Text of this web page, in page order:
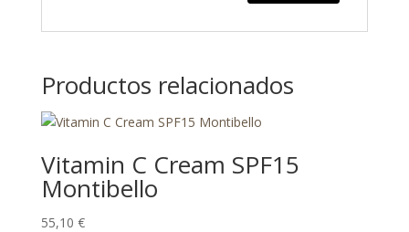
Productos relacionados
Vitamin C Cream SPF15
Montibello
55,10 €